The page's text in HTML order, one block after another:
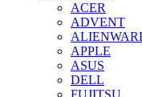
ACER
ADVENT
APPLE
ASUS
DELL
FUJITSU